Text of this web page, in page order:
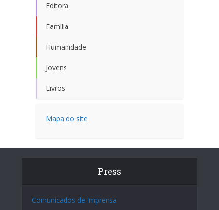
Editora
Família
Humanidade
Jovens
Livros
Mapa do site
Press
Comunicados de Imprensa